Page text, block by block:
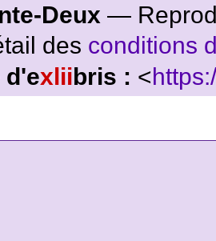
Deux —
des conditions
d'exlii bris : <